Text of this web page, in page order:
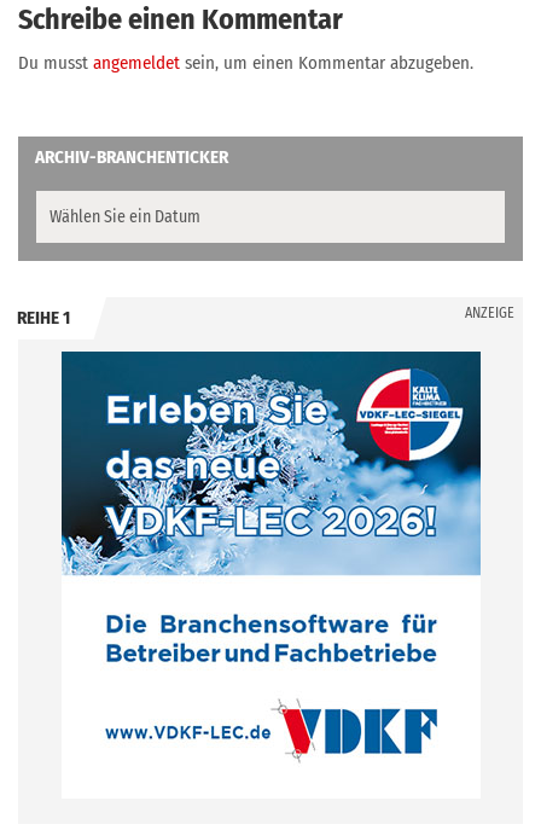
Schreibe einen Kommentar
Du musst angemeldet sein, um einen Kommentar abzugeben.
ARCHIV-BRANCHENTICKER
REIHE 1 ANZEIGE